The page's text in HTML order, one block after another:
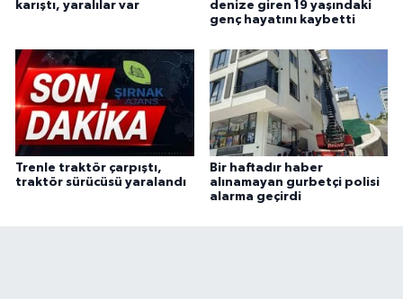
karıştı, yaralılar var
denize giren 19 yaşındaki
genç hayatını kaybetti
Trenle traktör çarpıştı,
traktör sürücüsü yaralandı
Bir haftadır haber
alınamayan gurbetçi polisi
alarma geçirdi